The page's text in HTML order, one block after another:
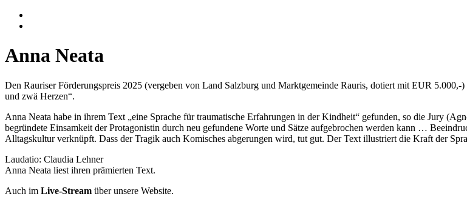
Anna Neata
Den Rauriser Förderungspreis 2025 (vergeben von Land Salzburg und Marktgemeinde Rauris, dotiert mit EUR
und zwä Herzen“.
Anna Neata habe in ihrem Text „eine Sprache für traumatische Erfahrungen in der Kindheit“ gefunden, so die Jury
begründete Einsamkeit der Protagonistin durch neu gefundene Worte und Sätze aufgebrochen werden kann …
Alltagskultur verknüpft. Dass der Tragik auch Komisches abgerungen wird, tut gut. Der Text illustriert die Kraft der
Laudatio: Claudia Lehner
Anna Neata liest ihren prämierten Text.
Auch im Live-Stream über unsere Website.